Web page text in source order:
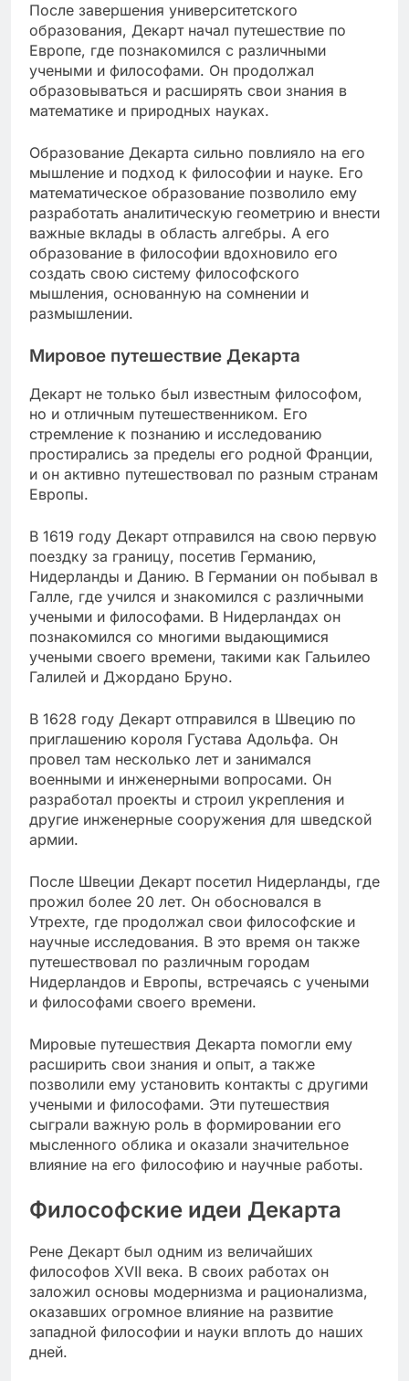
После завершения университетского
образования, Декарт начал путешествие по
Европе, где познакомился с различными
учеными и философами. Он продолжал
образовываться и расширять свои знания в
математике и природных науках.
Образование Декарта сильно повлияло на его
мышление и подход к философии и науке. Его
математическое образование позволило ему
разработать аналитическую геометрию и внести
важные вклады в область алгебры. А его
образование в философии вдохновило его
создать свою систему философского
мышления, основанную на сомнении и
размышлении.
Мировое путешествие Декарта
Декарт не только был известным философом,
но и отличным путешественником. Его
стремление к познанию и исследованию
простирались за пределы его родной Франции,
и он активно путешествовал по разным странам
Европы.
В 1619 году Декарт отправился на свою первую
поездку за границу, посетив Германию,
Нидерланды и Данию. В Германии он побывал в
Галле, где учился и знакомился с различными
учеными и философами. В Нидерландах он
познакомился со многими выдающимися
учеными своего времени, такими как Гальилео
Галилей и Джордано Бруно.
В 1628 году Декарт отправился в Швецию по
приглашению короля Густава Адольфа. Он
провел там несколько лет и занимался
военными и инженерными вопросами. Он
разработал проекты и строил укрепления и
другие инженерные сооружения для шведской
армии.
После Швеции Декарт посетил Нидерланды, где
прожил более 20 лет. Он обосновался в
Утрехте, где продолжал свои философские и
научные исследования. В это время он также
путешествовал по различным городам
Нидерландов и Европы, встречаясь с учеными
и философами своего времени.
Мировые путешествия Декарта помогли ему
расширить свои знания и опыт, а также
позволили ему установить контакты с другими
учеными и философами. Эти путешествия
сыграли важную роль в формировании его
мысленного облика и оказали значительное
влияние на его философию и научные работы.
Философские идеи Декарта
Рене Декарт был одним из величайших
философов XVII века. В своих работах он
заложил основы модернизма и рационализма,
оказавших огромное влияние на развитие
западной философии и науки вплоть до наших
дней.